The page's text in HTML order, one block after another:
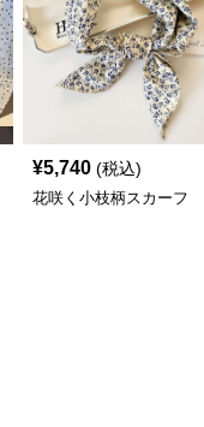
¥5,740 (税込)
花咲く小枝柄スカーフ